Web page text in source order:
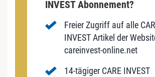
INVEST Abonnement?
Freier Zugriff auf alle
INVEST Artikel der
careinvest-online.net
14-tägiger CARE INVEST